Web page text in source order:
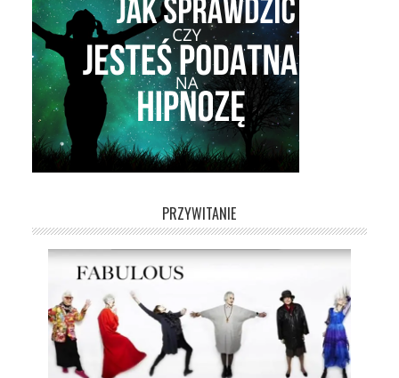
PRZYWITANIE